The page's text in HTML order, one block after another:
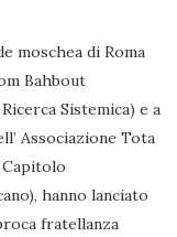
moschea di Roma
Bahbout
Sistemica) e a
Associazione Tota
hanno lanciato
fratellanza